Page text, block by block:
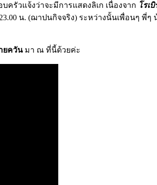
ครัวแจ้งว่าจะมีการแสดงลิเก เนื่องจาก โรเ
น. (ฌาปนกิจจริง) ระหว่างนั้นเพื่อนๆ พี่
ยควันมา ณ ที่นี้ด้วยค่ะ